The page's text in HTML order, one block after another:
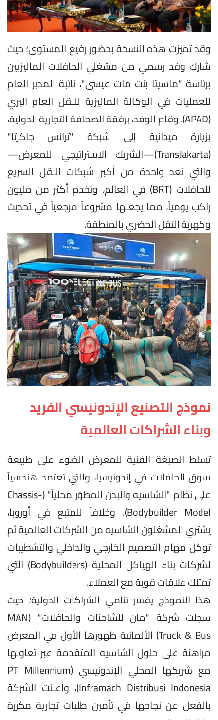
وقد تميزت هذه النسخة بحضور رفيع المستوى؛ حيث
شارك وفد رسمي من مشغلي الحافلات الماليزيين
برئاسة "ماسيتا بنت مات عيسى"، نائبة المدير العام
للعمليات في الوكالة الماليزية للنقل العام البري
(APAD). وقام الوفد، برفقة الصحافة التجارية الدولية،
بزيارة ميدانية إلى شبكة "ترانس جاكرتا"
(TransJakarta)—الشريك الاستراتيجي للمعرض—
والتي تعد واحدة من أكبر شبكات النقل السريع
للحافلات (BRT) في العالم، وتخدم أكثر من مليون
راكب يومياً، مما يجعلها مشروعاً مرجعياً في تحديث
وكهربة النقل الحضري بالمنطقة.
نموذج التصنيع الإندونيسي الفريد
وبناء الشراكات العالمية
تسلط الصبغة الفنية للمعرض الضوء على طبيعة
سوق الحافلات في إندونيسيا، والتي تعتمد هندسياً
على نظام "الشاسيه والبدن المطوّر محلياً" (Chassis-
Bodybuilder Model). وخلافاً للمتبع في أوروبا،
يشتري المشغلون الشاسيه من الشركات العالمية ثم
توكل مهام التصميم الخارجي والداخلي والتشطيبات
لشركات بناء الهياكل المحلية (Bodybuilders) التي
تمتلك علاقات قوية مع العملاء.
هذا النموذج يفسر تنامي الشراكات الدولية؛ حيث
سجلت شركة "مان للشاحنات والحافلات" (MAN
Truck & Bus) الألمانية ظهورها الأول في المعرض
مراهنة على حلول الشاسيه المتقدمة عبر تعاونها
مع شريكها المحلي الإندونيسي (PT Millennium
Inframach Distribusi Indonesia)، وأعلنت الشركة
بالفعل عن نجاحها في تأمين طلبات تجارية مكررة